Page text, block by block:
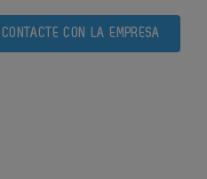
CONTACTE CON LA EMPRESA